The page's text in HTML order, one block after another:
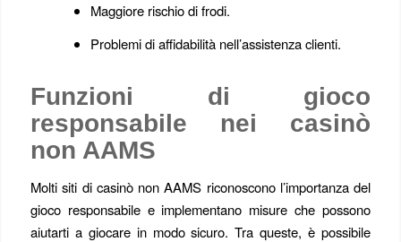
Maggiore rischio di frodi.
Problemi di affidabilità nell’assistenza clienti.
Funzioni di gioco
responsabile nei casinò
non AAMS
Molti siti di casinò non AAMS riconoscono l’importanza del
gioco responsabile e implementano misure che possono
aiutarti a giocare in modo sicuro. Tra queste, è possibile